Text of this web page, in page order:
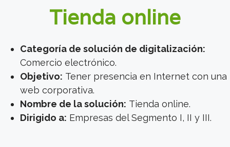
Tienda online
Categoría de solución de digitalización:
Comercio electrónico.
Objetivo: Tener presencia en Internet con una
web corporativa.
Nombre de la solución: Tienda online.
Dirigido a: Empresas del Segmento I, II y III.